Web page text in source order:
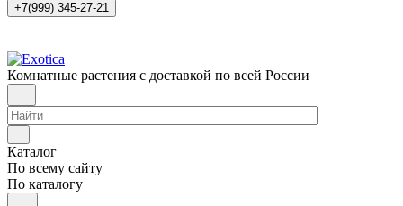
+7(999) 345-27-21
Комнатные растения с доставкой по всей России
Каталог
По всему сайту
По каталогу